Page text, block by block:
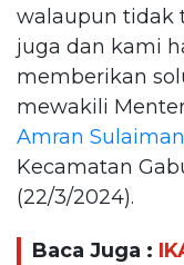
walaupun tidak
juga dan kami
memberikan
mewakili
Amran Sulaiman
Kecamatan
(22/3/2024).
Baca Juga :